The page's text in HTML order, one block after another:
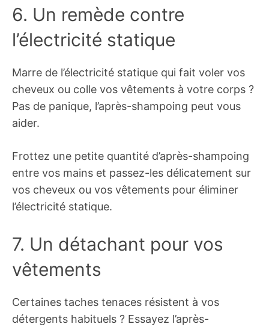
6. Un remède contre
l’électricité statique
Marre de l’électricité statique qui fait voler vos
cheveux ou colle vos vêtements à votre corps ?
Pas de panique, l’après-shampoing peut vous
aider.
Frottez une petite quantité d’après-shampoing
entre vos mains et passez-les délicatement sur
vos cheveux ou vos vêtements pour éliminer
l’électricité statique.
7. Un détachant pour vos
vêtements
Certaines taches tenaces résistent à vos
détergents habituels ? Essayez l’après-